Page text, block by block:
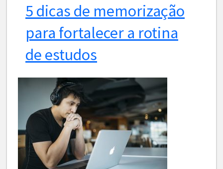
5 dicas de memorização
para fortalecer a rotina
de estudos